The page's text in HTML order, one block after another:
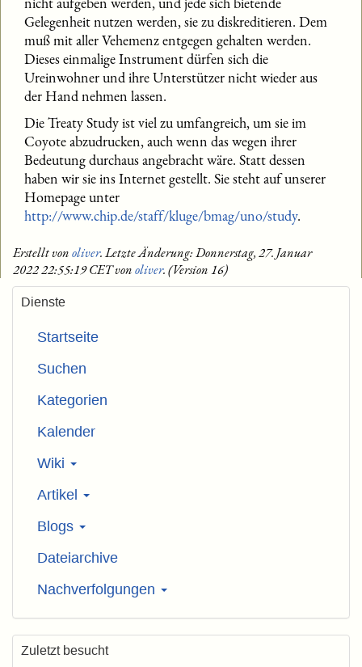
Gelegenheit nutzen werden, sie zu diskreditieren. Dem
muß mit aller Vehemenz entgegen gehalten werden.
Dieses einmalige Instrument dürfen sich die
Ureinwohner und ihre Unterstützer nicht wieder aus
der Hand nehmen lassen.
Die Treaty Study ist viel zu umfangreich, um sie im
Coyote abzudrucken, auch wenn das wegen ihrer
Bedeutung durchaus angebracht wäre. Statt dessen
haben wir sie ins Internet gestellt. Sie steht auf unserer
Homepage unter
http://www.chip.de/staff/kluge/bmag/uno/study.
Erstellt vonoliver. Letzte Änderung: Donnerstag, 27. Januar
2022 22:55:19 CET vonoliver. (Version 16)
Dienste
Startseite
Suchen
Kategorien
Kalender
Wiki
Artikel
Blogs
Dateiarchive
Nachverfolgungen
Zuletzt besucht